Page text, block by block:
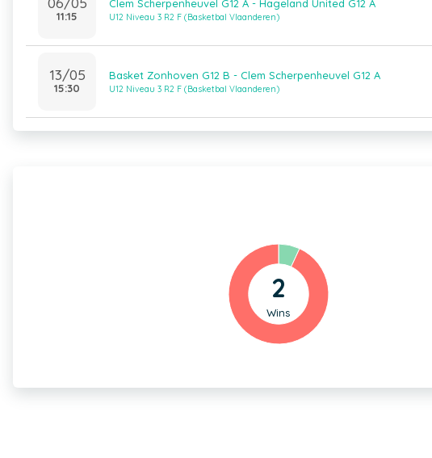
11:15
Clem Scherpenheuvel G12 A - Hageland United G12 A
U12 Niveau 3 R2 F (Basketbal Vlaanderen)
13/05
15:30
Basket Zonhoven G12 B - Clem Scherpenheuvel G12 A
U12 Niveau 3 R2 F (Basketbal Vlaanderen)
2
Wins